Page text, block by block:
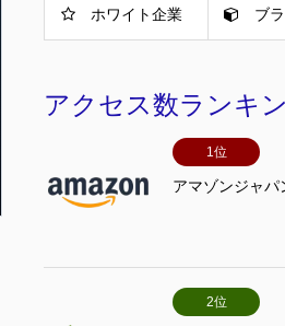
ホワイト企業 ブ
アクセス数ランキ
1位
アマゾンジャパ
2位